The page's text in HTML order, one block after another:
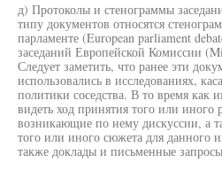
д) Протоколы и стенограммы
типу документов относятся
парламенте (European parliament
заседаний Европейской Комиссии
Следует заметить, что ранее эти
использовались в исследованиях,
политики соседства. В то время
видеть ход принятия того или иного
возникающие по нему дискуссии, а
того или иного сюжета для данного
также доклады и письменные